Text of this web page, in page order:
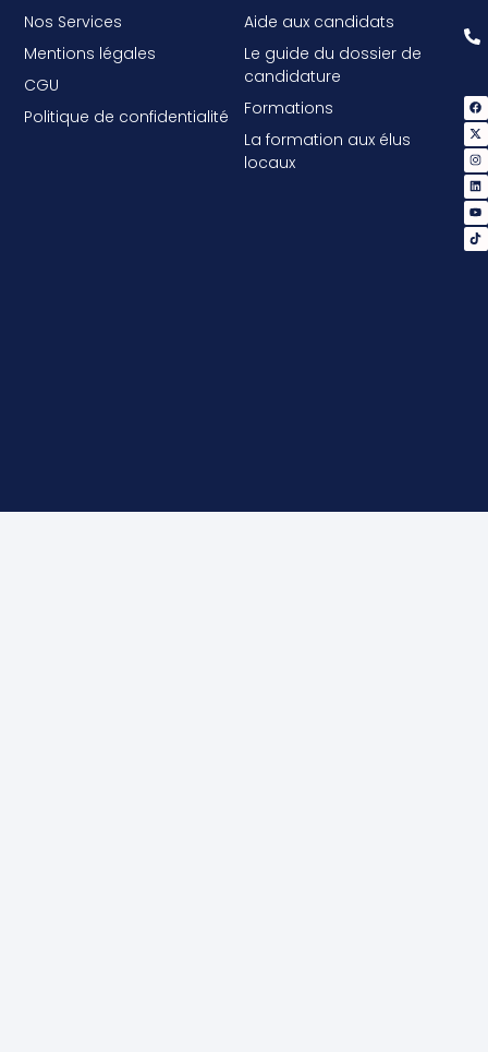
Aide aux candidats
Le guide du dossier de
candidature
Formations
La formation aux élus
locaux
Nos Services
Mentions légales
CGU
Politique de confidentialité